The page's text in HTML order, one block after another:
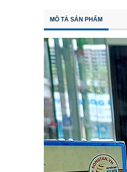
MÔ TẢ SẢN PHẨM